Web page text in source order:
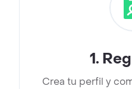
1.
Crea tu perfil y